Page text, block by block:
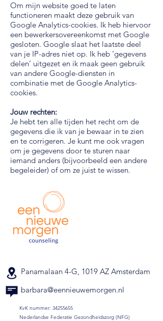
Om mijn website goed te laten
functioneren maakt deze gebruik van
Google Analytics-cookies. Ik heb hiervoor
een bewerkersovereenkomst met Google
gesloten. Google slaat het laatste deel
van je IP-adres niet op. Ik heb ‘gegevens
delen’ uitgezet en ik maak geen gebruik
van andere Google-diensten in
combinatie met de Google Analytics-
cookies.
Jouw rechten:
Je hebt ten alle tijden het recht om de
gegevens die ik van je bewaar in te zien
en te corrigeren. Je kunt me ook vragen
om je gegevens door te sturen naar
iemand anders (bijvoorbeeld een andere
begeleider) of om ze juist te wissen.
Panamalaan 4-G, 1019 AZ Amsterdam
barbara@eennieuwemorgen.nl
KvK nummer: 34255655
Nederlandse Federatie Gezondheidszorg (NFG)